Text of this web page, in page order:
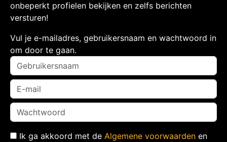
onbeperkt profielen bekijken en zelfs berichten
versturen!
Vul je e-mailadres, gebruikersnaam en wachtwoord in
om door te gaan.
Ik ga akkoord met de Algemene voorwaarden en